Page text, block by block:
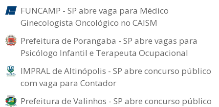
FUNCAMP - SP abre vaga para Médico
Ginecologista Oncológico no CAISM
Prefeitura de Porangaba - SP abre vagas para
Psicólogo Infantil e Terapeuta Ocupacional
IMPRAL de Altinópolis - SP abre concurso público
com vaga para Contador
Prefeitura de Valinhos - SP abre concurso público